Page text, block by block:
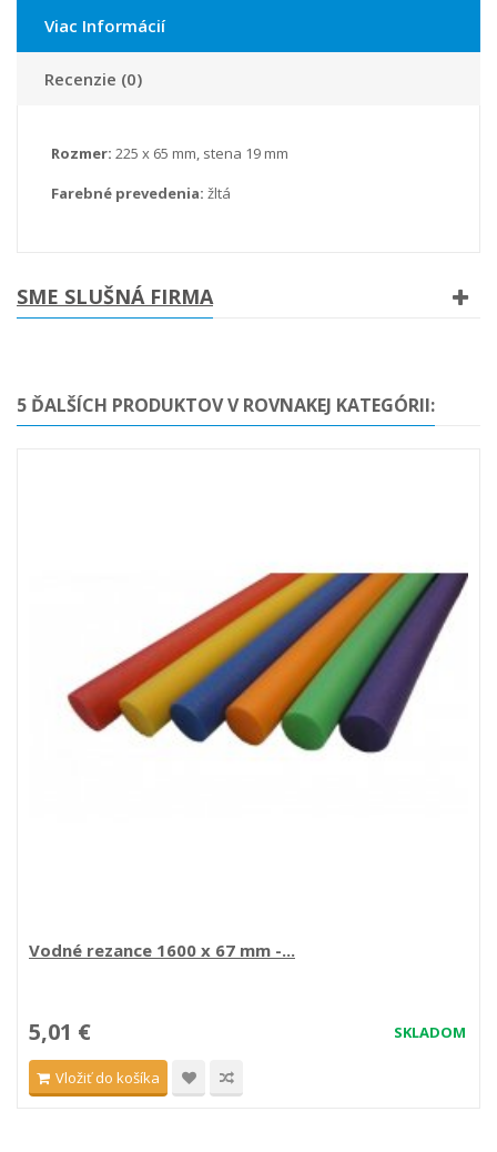
Viac Informácií
Recenzie (0)
Rozmer: 225 x 65 mm, stena 19 mm
Farebné prevedenia: žltá
SME SLUŠNÁ FIRMA
5 ĎALŠÍCH PRODUKTOV V ROVNAKEJ KATEGÓRII:
Vodné rezance 1600 x 67 mm -...
SKLADOM
5,01 €
Vložiť do košíka